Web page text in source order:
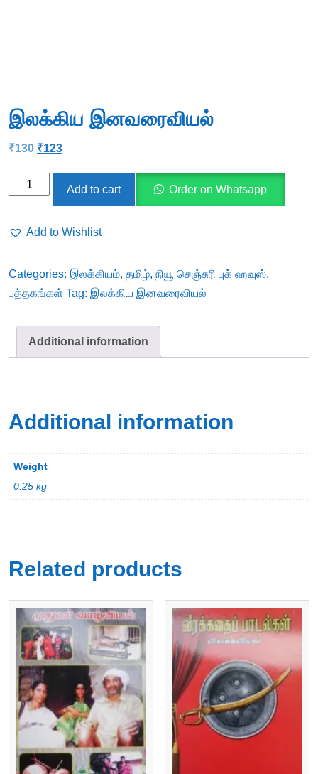
இலக்கிய இனவரைவியல்
₹130 Original
was:
₹123
is:
₹123.
இலக்கிய
Add to cart Order on Whatsapp
Add to Wishlist
Categories: இலக்கியம், தமிழ், நியூ செஞ்சுரி புக் ஹவுஸ்,
புத்தகங்கள் Tag: இலக்கிய இனவரைவியல்
Additional information
Additional information
Weight
0.25 kg
Related products